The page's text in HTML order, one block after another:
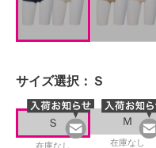
サイズ選択： Ｓ
Ｓ
在庫なし
Ｍ
在庫なし